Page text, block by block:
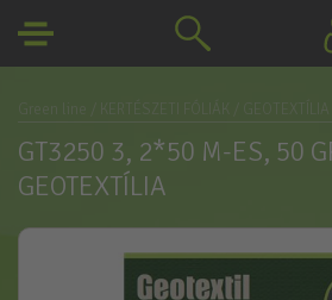
GT3250 3, 2*50 M-ES, 50
GEOTEXTÍLIA